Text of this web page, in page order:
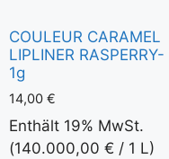
COULEUR CARAMEL
LIPLINER
1g
14,00 €
Enthält 19% MwSt.
(140.000,00 € / 1 L)